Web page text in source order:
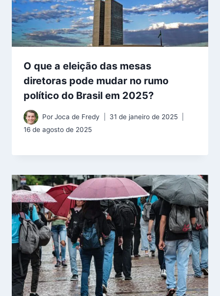
O que a eleição das mesas
diretoras pode mudar no rumo
político do Brasil em 2025?
PorJoca de Fredy
31 de janeiro de 2025
16 de agosto de 2025